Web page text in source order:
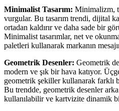
Minimalist Tasarım: Minimalizm,
vurgular. Bu tasarım trendi, dijital
ortadan kaldırır ve daha sade bir
Minimalist tasarımlar, net ve
paletleri kullanarak markanın
Geometrik Desenler: Geometrik
modern ve şık bir hava katıyor.
geometrik şekiller kullanarak farklı
Bu trendde, geometrik desenler
kullanılabilir ve kartvizite dinamik